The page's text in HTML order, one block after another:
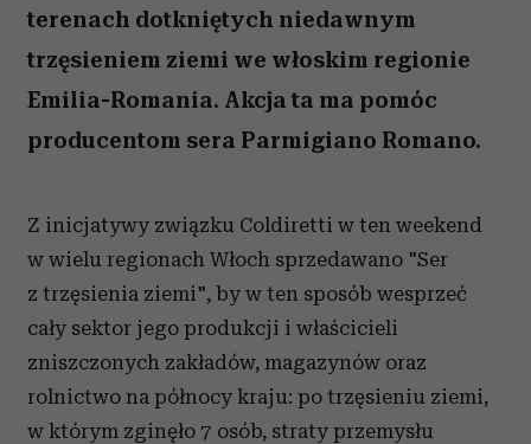
terenach dotkniętych niedawnym
trzęsieniem ziemi we włoskim regionie
Emilia-Romania. Akcja ta ma pomóc
producentom sera Parmigiano Romano.
Z inicjatywy związku Coldiretti w ten weekend
w wielu regionach Włoch sprzedawano "Ser
z trzęsienia ziemi", by w ten sposób wesprzeć
cały sektor jego produkcji i właścicieli
zniszczonych zakładów, magazynów oraz
rolnictwo na północy kraju: po trzęsieniu ziemi,
w którym zginęło 7 osób, straty przemysłu